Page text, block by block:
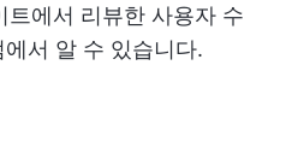
에서 리뷰한 사용자 수
서 알 수 있습니다.